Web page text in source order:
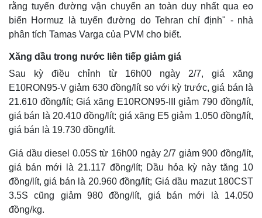
rằng tuyến đường vận chuyển an toàn duy nhất qua eo
biển Hormuz là tuyến đường do Tehran chỉ định" - nhà
phân tích Tamas Varga của PVM cho biết.
Xăng dầu trong nước liên tiếp giảm giá
Sau kỳ điều chỉnh từ 16h00 ngày 2/7, giá xăng
E10RON95-V giảm 630 đồng/lít so với kỳ trước, giá bán là
21.610 đồng/lít; Giá xăng E10RON95-III giảm 790 đồng/lít,
giá bán là 20.410 đồng/lít; giá xăng E5 giảm 1.050 đồng/lít,
giá bán là 19.730 đồng/lít.
Giá dầu diesel 0.05S từ 16h00 ngày 2/7 giảm 900 đồng/lít,
giá bán mới là 21.117 đồng/lít; Dầu hỏa kỳ này tăng 10
đồng/lít, giá bán là 20.960 đồng/lít; Giá dầu mazut 180CST
3.5S cũng giảm 980 đồng/lít, giá bán mới là 14.050
đồng/kg.